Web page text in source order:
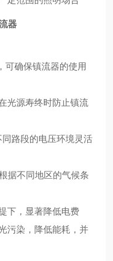
器
可确保镇流器的使用
光源寿终时防止镇流
路段的电压环境灵活
据不同地区的气候条
下，显著降低电费
污染，降低能耗，并